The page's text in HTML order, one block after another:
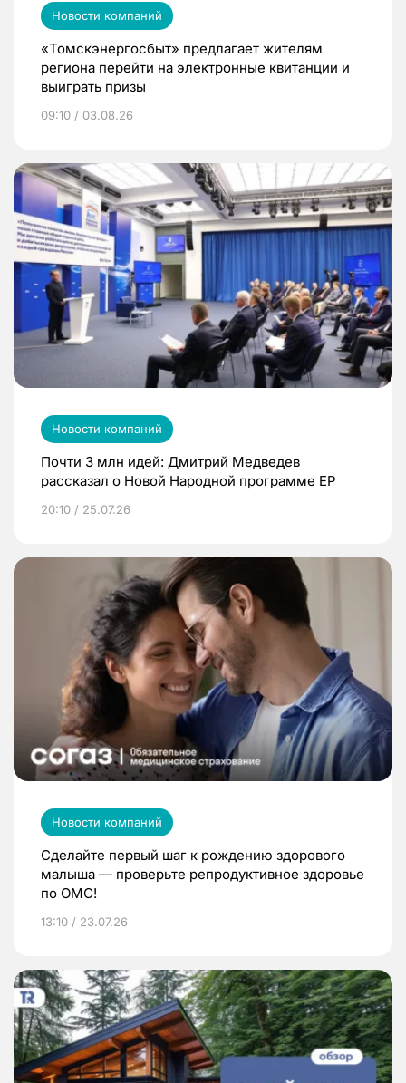
Новости компаний
«Томскэнергосбыт» предлагает жителям
региона перейти на электронные квитанции и
выиграть призы
09:10 / 03.08.26
Новости компаний
Почти 3 млн идей: Дмитрий Медведев
рассказал о Новой Народной программе ЕР
20:10 / 25.07.26
Новости компаний
Сделайте первый шаг к рождению здорового
малыша — проверьте репродуктивное здоровье
по ОМС!
13:10 / 23.07.26